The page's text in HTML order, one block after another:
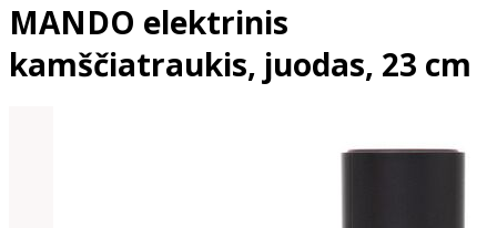
MANDO elektrinis
kamščiatraukis, juodas, 23 cm